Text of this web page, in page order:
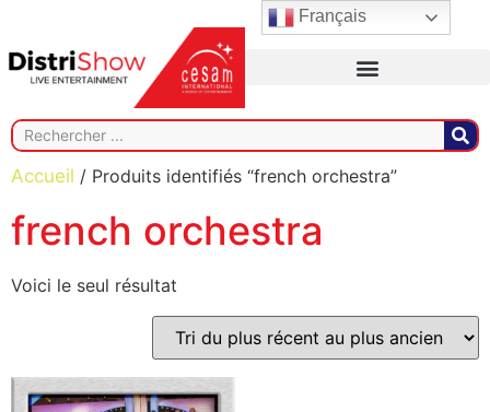
Accueil / Produits identifiés “french orchestra”
french orchestra
Voici le seul résultat
Français